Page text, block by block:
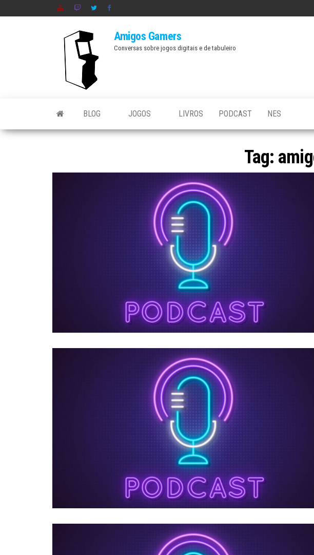
Amigos Gamers
Conversas sobre jogos digitais e de tabuleiro
BLOG JOGOS LIVROS PODCAST NES
Tag: